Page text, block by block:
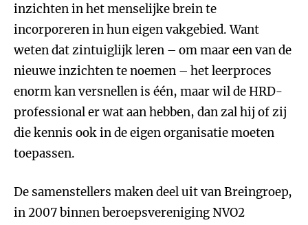
inzichten in het menselijke brein te
incorporeren in hun eigen vakgebied. Want
weten dat zintuiglijk leren – om maar een van de
nieuwe inzichten te noemen – het leerproces
enorm kan versnellen is één, maar wil de HRD-
professional er wat aan hebben, dan zal hij of zij
die kennis ook in de eigen organisatie moeten
toepassen.
De samenstellers maken deel uit van Breingroep,
in 2007 binnen beroepsvereniging NVO2